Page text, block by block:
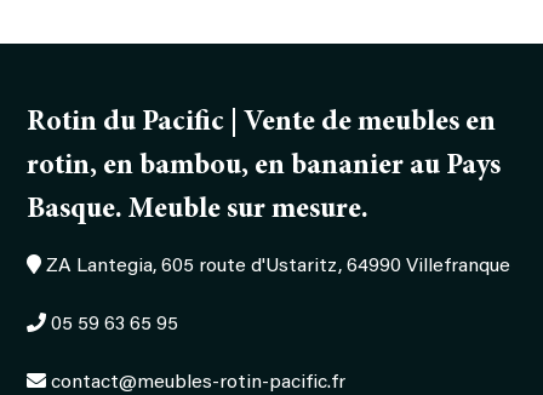
Rotin du Pacific | Vente de meubles en
rotin, en bambou, en bananier au Pays
Basque. Meuble sur mesure.
ZA Lantegia, 605 route d'Ustaritz, 64990 Villefranque
05 59 63 65 95
contact@meubles-rotin-pacific.fr